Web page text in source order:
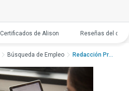
Certificados de Alison Reseñas del
Búsqueda de Empleo Redacción Profesiona...